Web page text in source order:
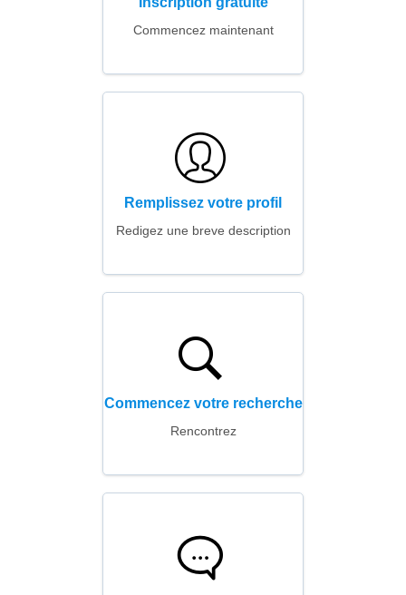
Commencez maintenant
Remplissez votre profil
Redigez une breve description
Commencez votre recherche
Rencontrez